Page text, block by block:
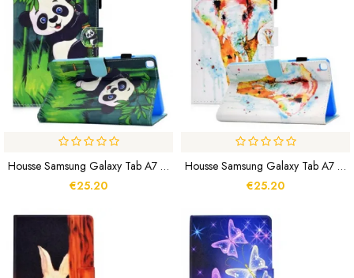
Housse Samsung Galaxy Tab A7 Lite Panda
€25.20
Housse Samsung Galaxy Tab A7 Lite Éléphant Aquarelle
€25.20